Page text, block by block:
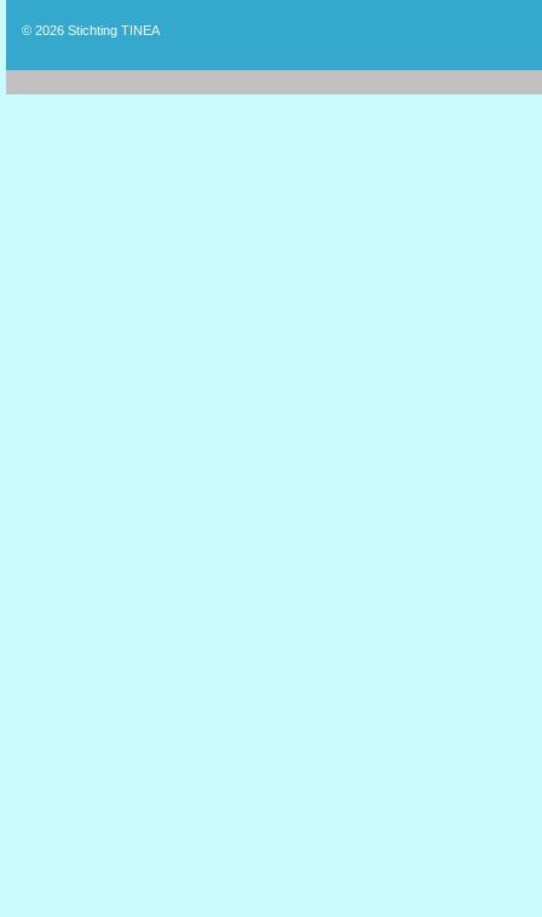
© 2026 Stichting TINEA